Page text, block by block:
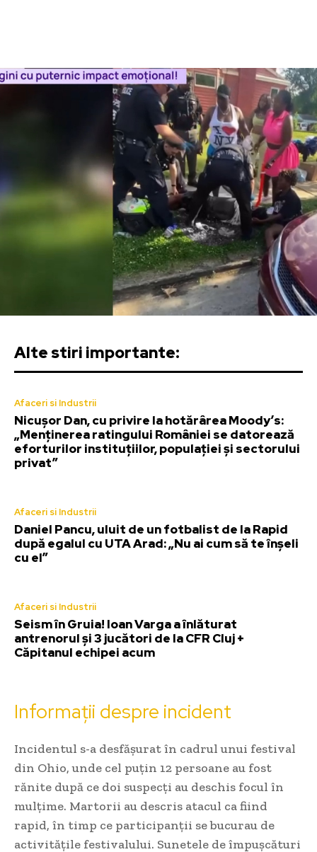
Alte stiri importante:
Afaceri si Industrii
Nicușor Dan, cu privire la hotărârea Moody’s:
„Menținerea ratingului României se datorează
eforturilor instituțiilor, populației și sectorului
privat”
Afaceri si Industrii
Daniel Pancu, uluit de un fotbalist de la Rapid
după egalul cu UTA Arad: „Nu ai cum să te înșeli
cu el”
Afaceri si Industrii
Seism în Gruia! Ioan Varga a înlăturat
antrenorul și 3 jucători de la CFR Cluj +
Căpitanul echipei acum
Informații despre incident
Incidentul s-a desfășurat în cadrul unui festival
din Ohio, unde cel puțin 12 persoane au fost
rănite după ce doi suspecți au deschis focul în
mulțime. Martorii au descris atacul ca fiind
rapid, în timp ce participanții se bucurau de
activitățile festivalului. Sunetele de împușcături